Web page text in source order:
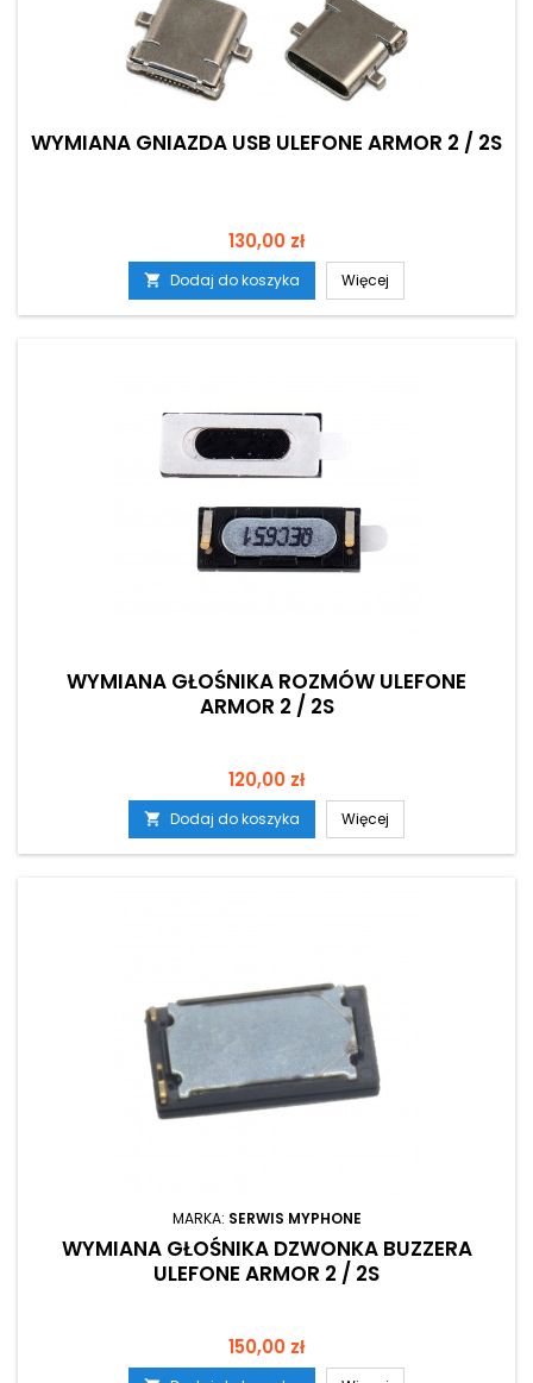
WYMIANA GNIAZDA USB ULEFONE ARMOR 2 / 2S
Cena
130,00 zł
 Dodaj do koszyka Więcej
WYMIANA GŁOŚNIKA ROZMÓW ULEFONE
ARMOR 2 / 2S
Cena
120,00 zł
 Dodaj do koszyka Więcej
MARKA: SERWIS MYPHONE
WYMIANA GŁOŚNIKA DZWONKA BUZZERA
ULEFONE ARMOR 2 / 2S
Cena
150,00 zł